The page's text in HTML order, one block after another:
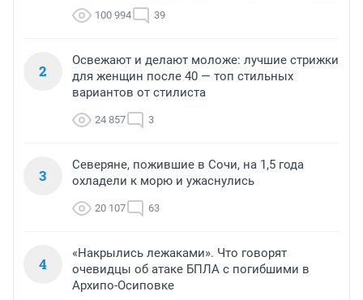
100 994 39
2
Освежают и делают моложе: лучшие стрижки
для женщин после 40 — топ стильных
вариантов от стилиста
24 857 3
3
Северяне, пожившие в Сочи, на 1,5 года
охладели к морю и ужаснулись
20 107 63
4
«Накрылись лежаками». Что говорят
очевидцы об атаке БПЛА с погибшими в
Архипо-Осиповке